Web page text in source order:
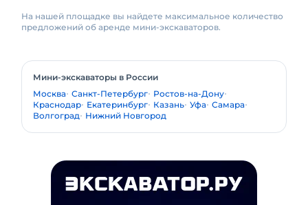
На нашей площадке вы найдете максимальное количество
предложений об аренде мини-экскаваторов.
Мини-экскаваторы в России
Москва Санкт-Петербург Ростов-на-Дону
Краснодар Екатеринбург Казань Уфа Самара
Волгоград Нижний Новгород